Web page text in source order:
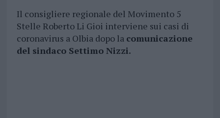
Il consigliere regionale del Movimento 5
Stelle Roberto Li Gioi interviene sui casi di
coronavirus a Olbia dopo la comunicazione
del sindaco Settimo Nizzi.